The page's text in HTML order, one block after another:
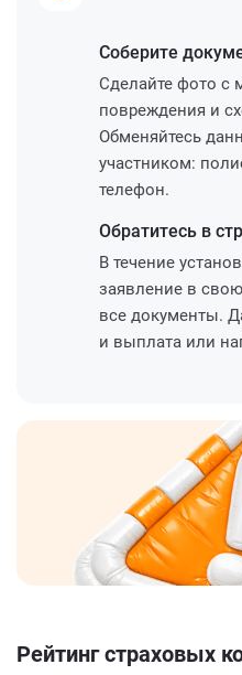
Соберите
Сделайте фото с
повреждения и
Обменяйтесь
участником:
телефон.
Обратитесь в
В течение
заявление в
все документы.
и выплата или
Рейтинг страховых